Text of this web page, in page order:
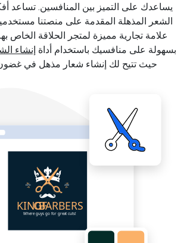
يساعدك على التميز بين المنافسين. تساعد
الشعر المذهلة المقدمة على منصتنا
علامة تجارية مميزة لمتجر الحلاقة الخاص
بسهولة على منافسيك باستخدام أداة إنشاء
حيث تتيح لك إنشاء شعار مذهل في غضون